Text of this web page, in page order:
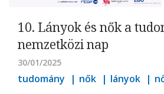
10. Lányok és nők a
nemzetközi nap
30/01/2025
tudomány nők lányok